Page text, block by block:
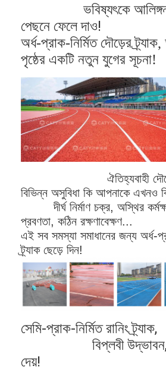
ভবিষ্যৎকে
পেছনে ফেলে দাও!
অর্ধ-প্রাক-নির্মিত দৌড়ের
পৃষ্ঠের একটি নতুন যুগের সূচনা!
ঐতিহ্যবাহী
বিভিন্ন অসুবিধা কি আপনাকে এখনও
দীর্ঘ নির্মাণ চক্র, অস্থির
প্রবণতা, কঠিন রক্ষণাবেক্ষণ...
এই সব সমস্যা সমাধানের জন্য অর্ধ-
ট্র্যাক ছেড়ে দিন!
সেমি-প্রাক-নির্মিত রানিং ট্র্যাক,
বিপ্লবী
দেয়!